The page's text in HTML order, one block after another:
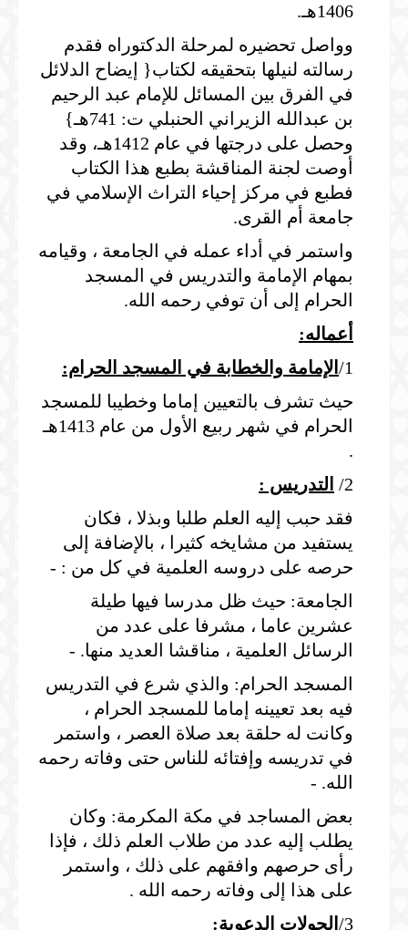
1406هـ.
وواصل تحضيره لمرحلة الدكتوراه فقدم
رسالته لنيلها بتحقيقه لكتاب{ إيضاح الدلائل
في الفرق بين المسائل للإمام عبد الرحيم
بن عبدالله الزيراني الحنبلي ت: 741هـ}
وحصل على درجتها في عام 1412هـ، وقد
أوصت لجنة المناقشة بطبع هذا الكتاب
فطبع في مركز إحياء التراث الإسلامي في
جامعة أم القرى.
واستمر في أداء عمله في الجامعة ، وقيامه
بمهام الإمامة والتدريس في المسجد
الحرام إلى أن توفي رحمه الله.
أعماله:
1/ الإمامة والخطابة في المسجد الحرام:
حيث تشرف بالتعيين إماما وخطيبا للمسجد
الحرام في شهر ربيع الأول من عام 1413هـ
.
2/
التدريس :
فقد حبب إليه العلم طلبا وبذلا ، فكان
يستفيد من مشايخه كثيرا ، بالإضافة إلى
حرصه على دروسه العلمية في كل من : -
الجامعة: حيث ظل مدرسا فيها طيلة
عشرين عاما ، مشرفا على عدد من
الرسائل العلمية ، مناقشا العديد منها. -
المسجد الحرام: والذي شرع في التدريس
فيه بعد تعيينه إماما للمسجد الحرام ،
وكانت له حلقة بعد صلاة العصر ، واستمر
في تدريسه وإفتائه للناس حتى وفاته رحمه
الله. -
بعض المساجد في مكة المكرمة: وكان
يطلب إليه عدد من طلاب العلم ذلك ، فإذا
رأى حرصهم وافقهم على ذلك ، واستمر
على هذا إلى وفاته رحمه الله .
3/
الجولات الدعوية: